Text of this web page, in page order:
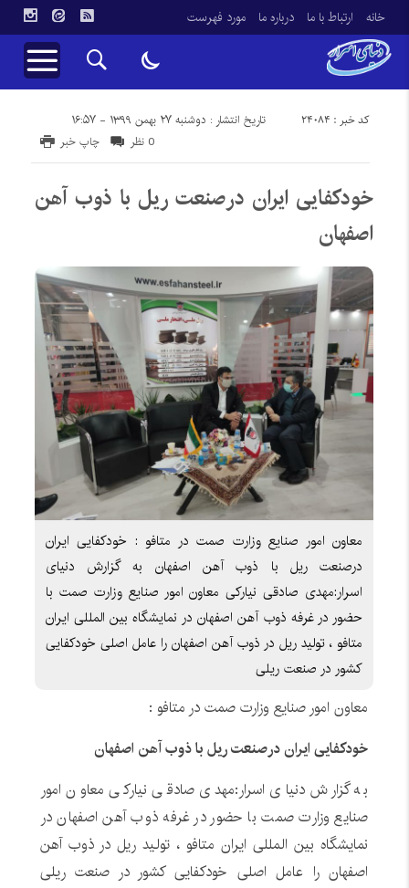
خانه ارتباط با ما درباره ما مورد فهرست
تاریخ انتشار : دوشنبه ۲۷ بهمن ۱۳۹۹ - ۱۶:۵۷ کد خبر : 24084
چاپ خبر 0 نظر
خودکفایی ایران درصنعت ریل با ذوب آهن
اصفهان
معاون امور صنایع وزارت صمت در متافو : خودکفایی ایران
درصنعت ریل با ذوب آهن اصفهان به گزارش دنیای
اسرار:مهدی صادقی نیارکی معاون امور صنایع وزارت صمت با
حضور در غرفه ذوب آهن اصفهان در نمایشگاه بین المللی ایران
متافو ، تولید ریل در ذوب آهن اصفهان را عامل اصلی خودکفایی
کشور در صنعت ریلی
معاون امور صنایع وزارت صمت در متافو :
خودکفایی ایران درصنعت ریل با ذوب آهن اصفهان
به گزارش دنیای اسرار:مهدی صادقی نیارکی معاون امور
صنایع وزارت صمت با حضور در غرفه ذوب آهن اصفهان در
نمایشگاه بین المللی ایران متافو ، تولید ریل در ذوب آهن
اصفهان را عامل اصلی خودکفایی کشور در صنعت ریلی